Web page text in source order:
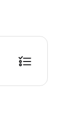
일 막차까지 이용 가